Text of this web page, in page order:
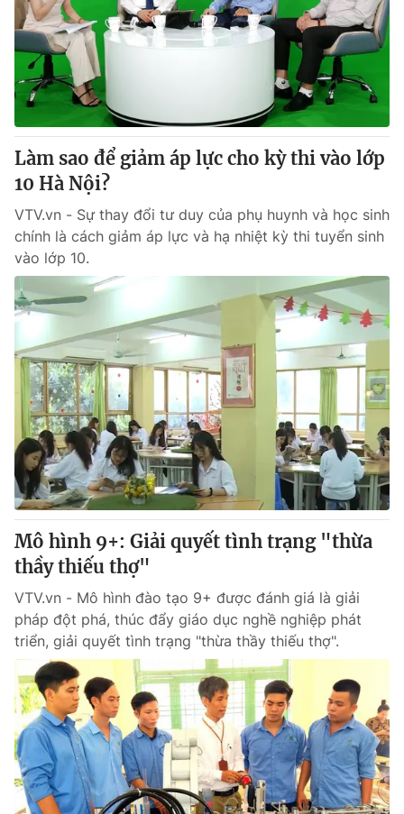
Làm sao để giảm áp lực cho kỳ thi vào lớp
10 Hà Nội?
VTV.vn - Sự thay đổi tư duy của phụ huynh và học sinh
chính là cách giảm áp lực và hạ nhiệt kỳ thi tuyển sinh
vào lớp 10.
Mô hình 9+: Giải quyết tình trạng "thừa
thầy thiếu thợ"
VTV.vn - Mô hình đào tạo 9+ được đánh giá là giải
pháp đột phá, thúc đẩy giáo dục nghề nghiệp phát
triển, giải quyết tình trạng "thừa thầy thiếu thợ".